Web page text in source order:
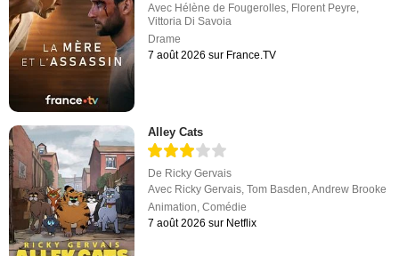
Avec Hélène de Fougerolles, Florent Peyre,
Vittoria Di Savoia
Drame
7 août 2026 sur France.TV
Alley Cats
De Ricky Gervais
Avec Ricky Gervais ,Tom Basden ,Andrew Brooke
Animation ,Comédie
7 août 2026 sur Netflix